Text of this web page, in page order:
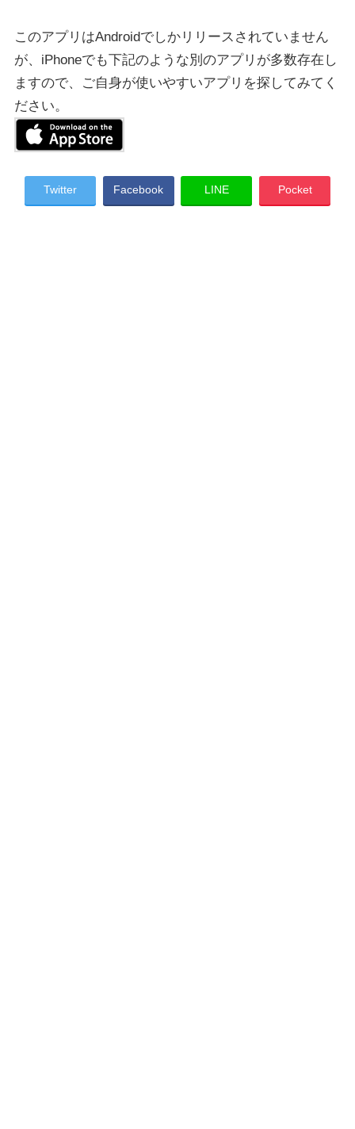
このアプリはAndroidでしかリリースされていません
が、iPhoneでも下記のような別のアプリが多数存在し
ますので、ご自身が使いやすいアプリを探してみてく
ださい。
Twitter Facebook LINE Pocket